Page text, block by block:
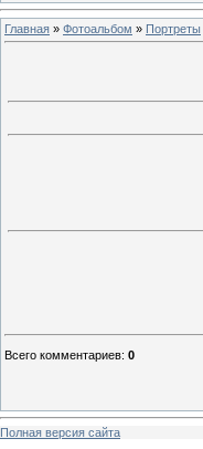
Главная » Фотоальбом » Портреты
Всего комментариев: 0
Полная версия сайта